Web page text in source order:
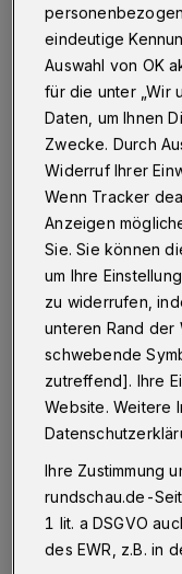
Betr.: Meldung
Risikogebiet
05.10.2020 , 15:30
W ährend
erklärt
Mail zum
noch am
werden. Wir
wir noch
machen
eindeutige
Auswahl von OK
für die unter „Wir
Daten, um Ihnen
Zwecke. Durch
Widerruf Ihrer
Wenn Tracker
Anzeigen
Sie. Sie können
um Ihre
zu widerrufen,
unteren Rand
schwebende
zutreffend]. Ihre
Website. Weitere
Ihre Zustimmung
rundschau.de-
1 lit. a DSGVO
des EWR, z.B. in